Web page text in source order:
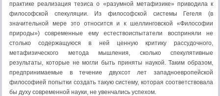
практике реализация тезиса о «разумной метафизике» приводила к
философской спекуляции. Из философской системы Гегеля (в
значитель­ной мере это относится и к шеллинговской «Философии
природы») современные ему естествоиспытатели восприня­ли не
столько содержащуюся в ней ценную критику рассу­дочного,
метафизического метода мышления, сколько спе­кулятивные
результаты, которые не могли быть приняты наукой. Таким образом,
предпринимаемые в течение двух­сот лет западноевропейской
философией попытки создать такую систему, которая соответствовала
бы духу современ­ной науки, не увенчались успехом.